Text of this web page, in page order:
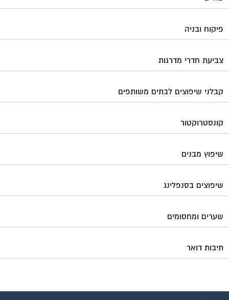
פיקוח ובניה
צביעת חדרי מדרגות
קבלני שיפוצים לבתים משותפים
קונסטרוקטור
שיפוץ מבנים
שיפוצים בסנפלינג
שערים ומחסומים
תיבות דואר